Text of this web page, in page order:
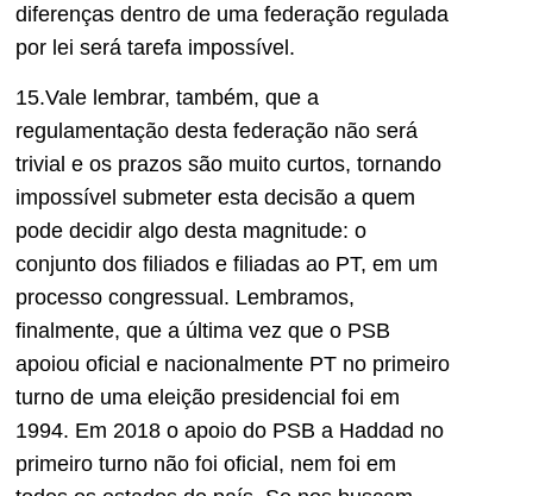
diferenças dentro de uma federação regulada
por lei será tarefa impossível.
15.Vale lembrar, também, que a
regulamentação desta federação não será
trivial e os prazos são muito curtos, tornando
impossível submeter esta decisão a quem
pode decidir algo desta magnitude: o
conjunto dos filiados e filiadas ao PT, em um
processo congressual. Lembramos,
finalmente, que a última vez que o PSB
apoiou oficial e nacionalmente PT no primeiro
turno de uma eleição presidencial foi em
1994. Em 2018 o apoio do PSB a Haddad no
primeiro turno não foi oficial, nem foi em